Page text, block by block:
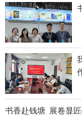
书香赴钱塘 展卷显